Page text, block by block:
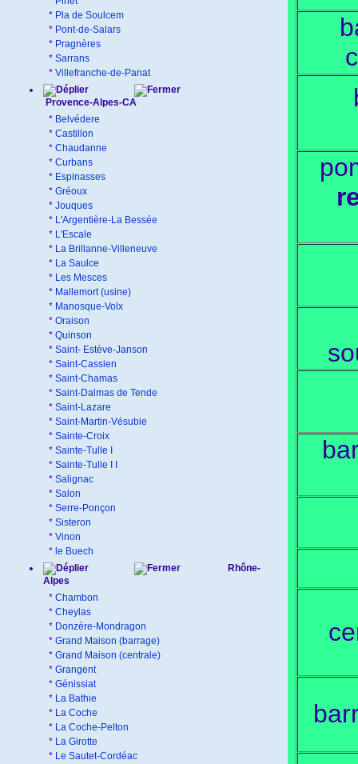
* Pla de Soulcem
* Pont-de-Salars
* Pragnères
* Sarrans
* Villefranche-de-Panat
Provence-Alpes-CA
* Belvédere
* Castillon
* Chaudanne
* Curbans
* Espinasses
* Gréoux
* Jouques
* L'Argentière-La Bessée
* L'Escale
* La Brillanne-Villeneuve
* La Saulce
* Les Mesces
* Mallemort (usine)
* Manosque-Volx
* Oraison
* Quinson
* Saint- Estève-Janson
* Saint-Cassien
* Saint-Chamas
* Saint-Dalmas de Tende
* Saint-Lazare
* Saint-Martin-Vésubie
* Sainte-Croix
* Sainte-Tulle I
* Sainte-Tulle I I
* Salignac
* Salon
* Serre-Ponçon
* Sisteron
* Vinon
* le Buech
Rhône-
Alpes
* Chambon
* Cheylas
* Donzère-Mondragon
* Grand Maison (barrage)
* Grand Maison (centrale)
* Grangent
* Génissiat
* La Bathie
* La Coche
* La Coche-Pelton
* La Girotte
* Le Sautet-Cordéac